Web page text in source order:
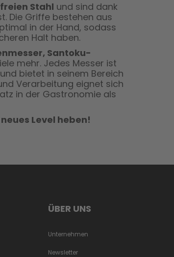
Stahl und sind dank
Die Griffe bestehen aus
in der Hand, sodass
Halt haben.
Santoku-
mehr. Jedes Messer ist
bietet in seinem Bereich
Verarbeitung eignet sich
in der Gastronomie als
Level heben!
ÜBER UNS
Unternehmen
Newsletter